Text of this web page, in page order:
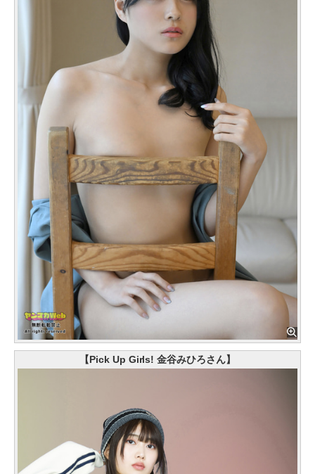
【Pick Up Girls! 金谷みひろさん】